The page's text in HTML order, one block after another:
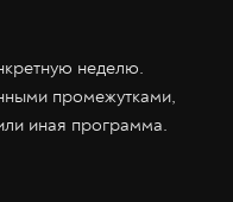
неделю.
промежутками,
иная программа.